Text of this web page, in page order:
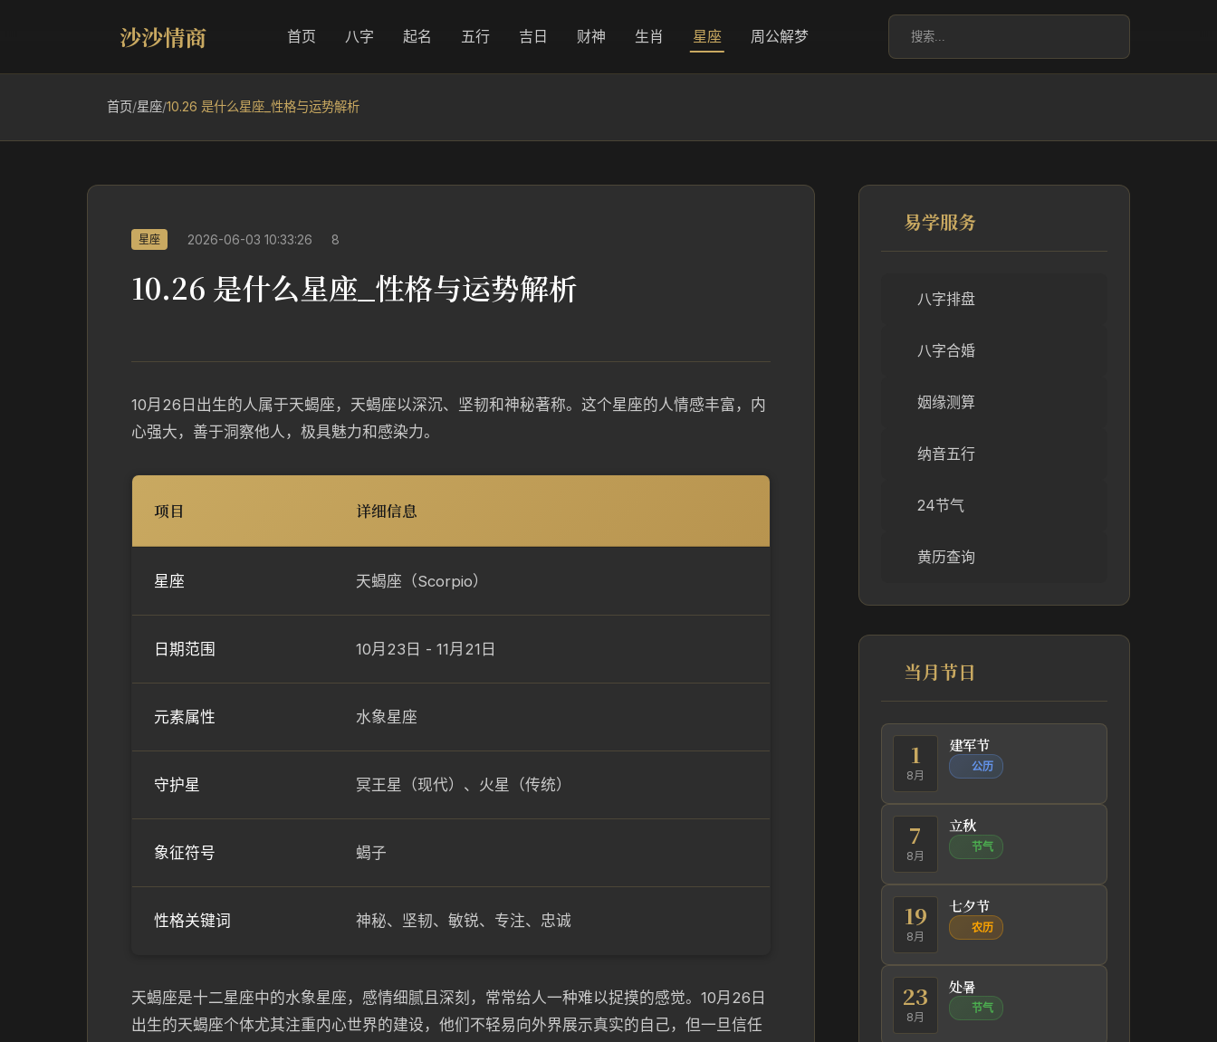
沙沙情商 首页 八字 起名 五行 吉日 财神 生肖 星座 周公解梦
首页/星座/10.26 是什么星座_性格与运势解析
星座 2026-06-03 10:33:26 8
10.26 是什么星座_性格与运势解析
10月26日出生的人属于天蝎座，天蝎座以深沉、坚韧和神秘著称。这个星座的人情感丰富，内
心强大，善于洞察他人，极具魅力和感染力。
项目 详细信息
星座 天蝎座（Scorpio）
日期范围 10月23日 - 11月21日
元素属性 水象星座
守护星 冥王星（现代）、火星（传统）
象征符号 蝎子
性格关键词 神秘、坚韧、敏锐、专注、忠诚
天蝎座是十二星座中的水象星座，感情细腻且深刻，常常给人一种难以捉摸的感觉。10月26日
出生的天蝎座个体尤其注重内心世界的建设，他们不轻易向外界展示真实的自己，但一旦信任
易学服务
八字排盘
八字合婚
姻缘测算
纳音五行
24节气
黄历查询
当月节日
1
8月
建军节
公历
7
8月
立秋
节气
19
8月
七夕节
农历
23
8月
处暑
节气